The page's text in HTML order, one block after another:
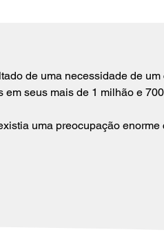
de uma necessidade de
seus mais de 1 milhão e
uma preocupação